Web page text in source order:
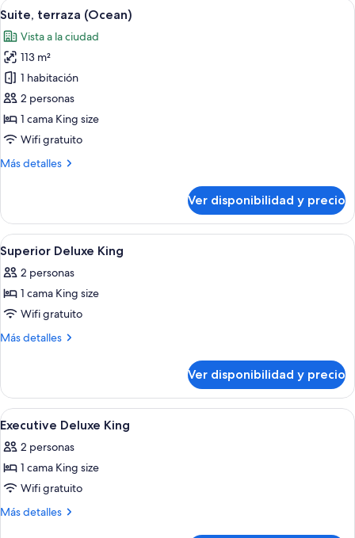
King
terraza
Ver
todas
las
fotos
de
Suite,
terraza
(Ocean)
Una habitación de hotel moderna
6
Suite, terraza (Ocean)
Vista a la ciudad
113 m²
1 habitación
2 personas
1 cama King size
Wifi gratuito
Más detalles
Más
terraza
(Ocean)
Ver disponibilidad y precio
Ver
todas
las
fotos
de
Superior
Habitación de hotel con una cama
4
Superior Deluxe King
2 personas
1 cama King size
Wifi gratuito
Más detalles
Más
Deluxe
King
Ver disponibilidad y precio
Ver
todas
las
fotos
de
Executive
Habitación de hotel con una cama
8
Executive Deluxe King
2 personas
1 cama King size
Wifi gratuito
Más detalles
Más